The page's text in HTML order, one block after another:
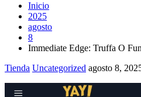
Inicio
2025
agosto
8
Immediate Edge: Truffa O
Tienda Uncategorized agosto 8,